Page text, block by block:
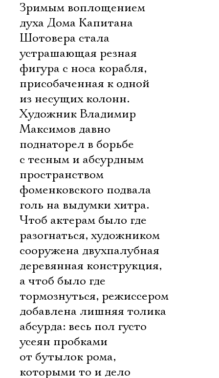
Зримым воплощением
духа Дома Капитана
Шотовера стала
устрашающая резная
фигура с носа корабля,
присобаченная к одной
из несущих колонн.
Художник Владимир
Максимов давно
поднаторел в борьбе
с тесным и абсурдным
пространством
фоменковского подвала 
голь на выдумки хитра.
Чтоб актерам было где
разогнаться, художником
сооружена двухпалубная
деревянная конструкция,
а чтоб было где
тормознуться, режиссером
добавлена лишняя толика
абсурда: весь пол густо
усеян пробками
от бутылок рома,
которыми то и дело